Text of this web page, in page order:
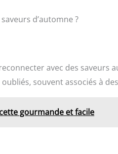
d’automne ?
avec des saveurs
souvent associés à
gourmande et facile